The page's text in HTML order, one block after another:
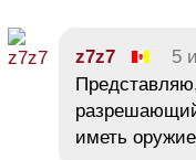
z7z7 5
иметь